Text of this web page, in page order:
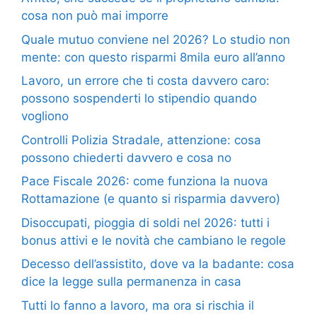
cosa non può mai imporre
Quale mutuo conviene nel 2026? Lo studio non
mente: con questo risparmi 8mila euro all’anno
Lavoro, un errore che ti costa davvero caro:
possono sospenderti lo stipendio quando
vogliono
Controlli Polizia Stradale, attenzione: cosa
possono chiederti davvero e cosa no
Pace Fiscale 2026: come funziona la nuova
Rottamazione (e quanto si risparmia davvero)
Disoccupati, pioggia di soldi nel 2026: tutti i
bonus attivi e le novità che cambiano le regole
Decesso dell’assistito, dove va la badante: cosa
dice la legge sulla permanenza in casa
Tutti lo fanno a lavoro, ma ora si rischia il